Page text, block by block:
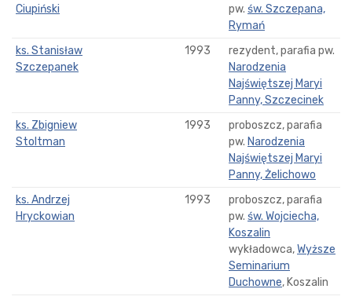
Ciupiński
pw. św. Szczepana,
Rymań
ks. Stanisław
Szczepanek
1993
rezydent, parafia pw.
Narodzenia
Najświętszej Maryi
Panny, Szczecinek
ks. Zbigniew
Stoltman
1993
proboszcz, parafia
pw. Narodzenia
Najświętszej Maryi
Panny, Żelichowo
ks. Andrzej
Hryckowian
1993
proboszcz, parafia
pw. św. Wojciecha,
Koszalin
wykładowca,Wyższe
Seminarium
Duchowne, Koszalin